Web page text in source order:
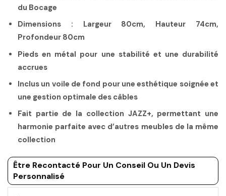
du Bocage
Dimensions : Largeur 80cm, Hauteur 74cm,
Profondeur 80cm
Pieds en métal pour une stabilité et une durabilité
accrues
Inclus un voile de fond pour une esthétique soignée et
une gestion optimale des câbles
Fait partie de la collection JAZZ+, permettant une
harmonie parfaite avec d’autres meubles de la même
collection
Être Recontacté Pour Un Conseil Ou Un Devis
Personnalisé